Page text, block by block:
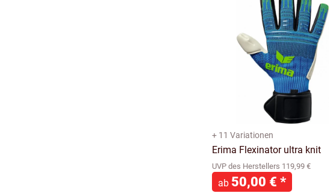
+ 11 Variationen
Erima Flexinator ultra knit
UVP des Herstellers 119,99 €
ab 50,00 € *